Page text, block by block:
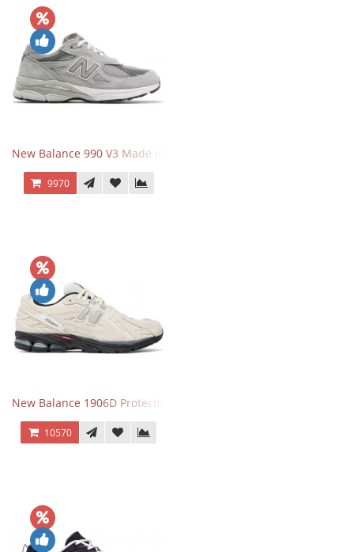
New Balance 990 V3 Made in USA Grey
9970
New Balance 1906D Protection Pack Turtledove
10570